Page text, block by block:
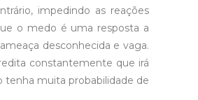
impedindo as reações
o medo é uma resposta a
desconhecida e vaga.
constantemente que irá
tenha muita probabilidade de